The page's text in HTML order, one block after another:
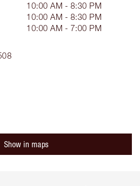
10:00 AM - 8:30 PM
10:00 AM - 8:30 PM
10:00 AM - 7:00 PM
Show in maps